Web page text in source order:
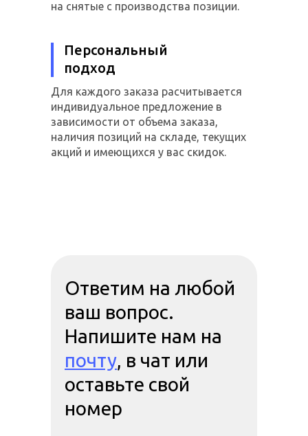
на снятые с производства позиции.
Персональный
подход
Для каждого заказа расчитывается
индивидуальное предложение в
зависимости от объема заказа,
наличия позиций на складе, текущих
акций и имеющихся у вас скидок.
Ответим на любой
ваш вопрос.
Напишите нам на
почту, в чат или
оставьте свой
номер